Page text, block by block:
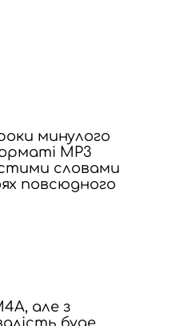
минулого
MP3
словами
повсюдного
але з
буде